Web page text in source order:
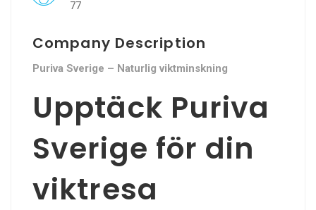
77
Company Description
Puriva Sverige – Naturlig viktminskning
Upptäck Puriva
Sverige för din
viktresa